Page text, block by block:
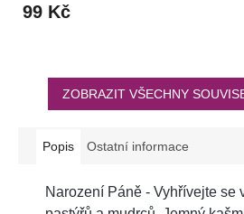
99 Kč
ZOBRAZIT VŠECHNY
Popis Ostatní informace
Narození Páně - Vyhřívejte se